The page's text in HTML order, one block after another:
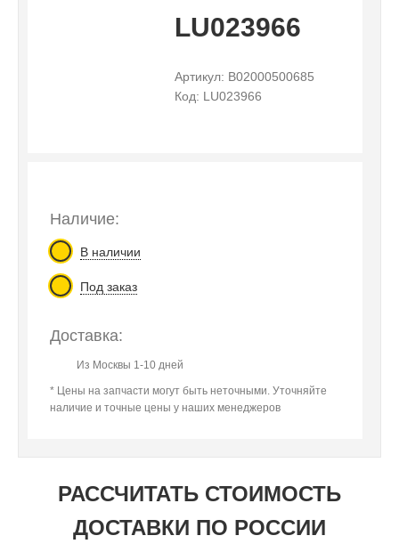
LU023966
Артикул: B02000500685
Код: LU023966
Наличие:
В наличии
Под заказ
Доставка:
Из Москвы 1-10 дней
* Цены на запчасти могут быть неточными. Уточняйте
наличие и точные цены у наших менеджеров
РАССЧИТАТЬ СТОИМОСТЬ
ДОСТАВКИ ПО РОССИИ